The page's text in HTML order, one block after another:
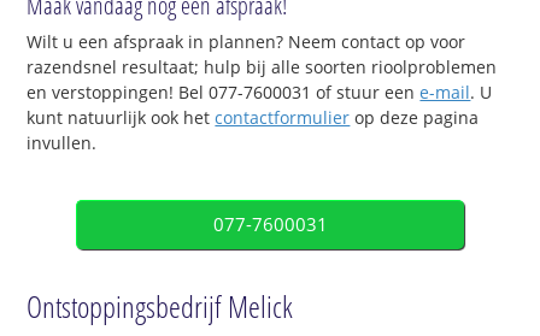
Wilt u een afspraak in plannen? Neem contact op voor
razendsnel resultaat; hulp bij alle soorten rioolproblemen
en verstoppingen! Bel 077-7600031 of stuur eene-mail. U
kunt natuurlijk ook hetcontactformulier op deze pagina
invullen.
077-7600031
Ontstoppingsbedrijf Melick